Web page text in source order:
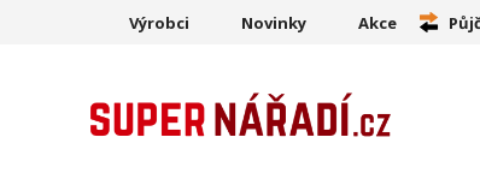
Výrobci Novinky Akce